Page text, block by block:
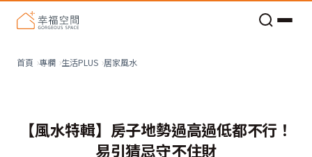
首頁 專欄 生活PLUS 居家風水
【風水特輯】房子地勢過高過低都不行！
易引猜忌守不住財